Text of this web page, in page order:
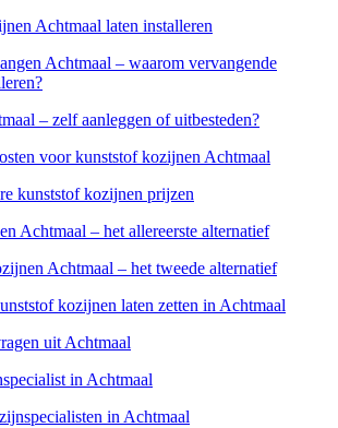
Achtmaal laten installeren
Achtmaal – waarom vervangende
– zelf aanleggen of uitbesteden?
voor kunststof kozijnen Achtmaal
kunststof kozijnen prijzen
Achtmaal – het allereerste alternatief
Achtmaal – het tweede alternatief
kozijnen laten zetten in Achtmaal
uit Achtmaal
in Achtmaal
in Achtmaal